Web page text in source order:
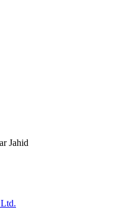
Jahid